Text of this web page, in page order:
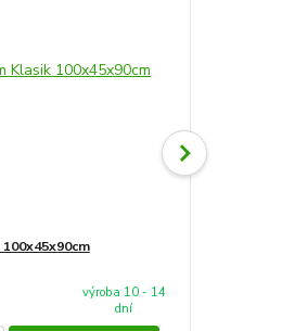
výroba 10 - 14
dní